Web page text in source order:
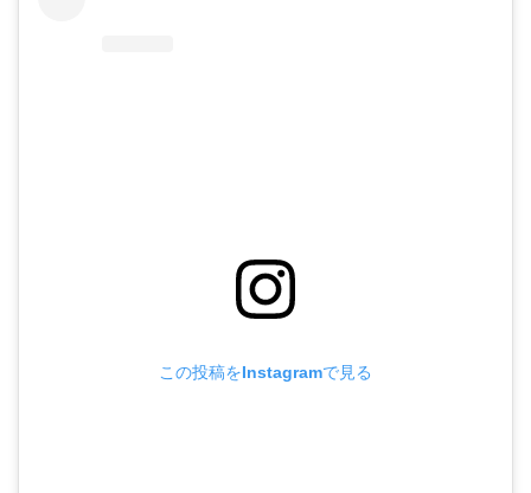
この投稿をInstagramで見る